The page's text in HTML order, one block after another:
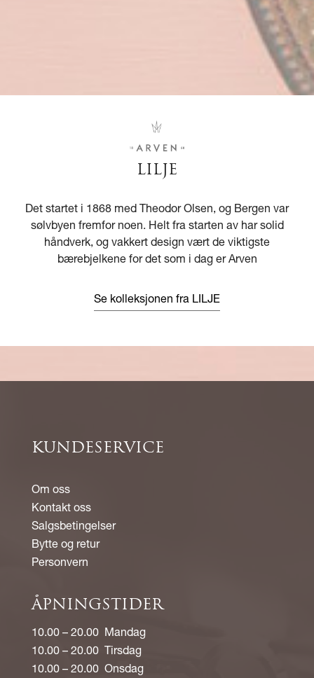
LILJE
Det startet i 1868 med Theodor Olsen, og Bergen var
sølvbyen fremfor noen. Helt fra starten av har solid
håndverk, og vakkert design vært de viktigste
bærebjelkene for det som i dag er Arven
Se kolleksjonen fra LILJE
KUNDESERVICE
Om oss
Kontakt oss
Salgsbetingelser
Bytte og retur
Personvern
ÅPNINGSTIDER
10.00 – 20.00 Mandag
10.00 – 20.00 Tirsdag
10.00 – 20.00 Onsdag